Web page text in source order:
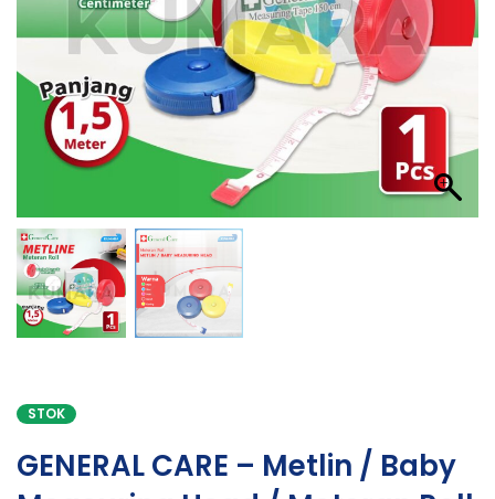
STOK
GENERAL CARE – Metlin / Baby